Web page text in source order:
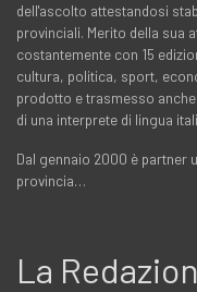
dell'ascolto attestandosi
provinciali. Merito della sua
costantemente con 15
cultura, politica, sport,
prodotto e trasmesso
di una interprete di lingua
Dal gennaio 2000 è partner
provincia…
La